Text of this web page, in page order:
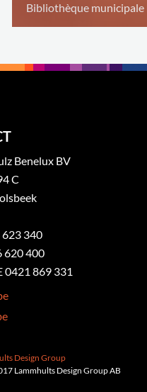
Bibliothèque municipale
Benelux BV
C
623 340
620 400
0421 869 331
Design Group
Lammhults Design Group AB